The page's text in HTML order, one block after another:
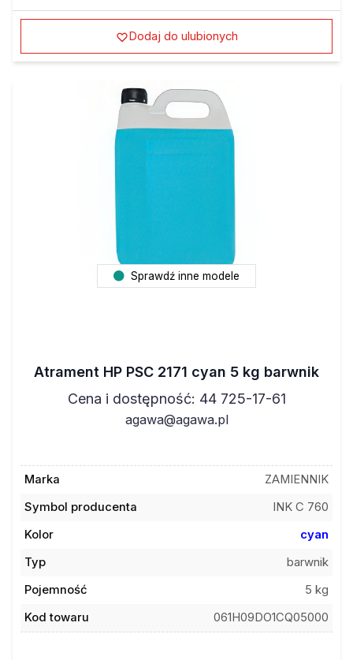
Dodaj do ulubionych
Sprawdź inne modele
Atrament HP PSC 2171 cyan 5 kg barwnik
Cena i dostępność: 44 725-17-61
agawa@agawa.pl
Marka
ZAMIENNIK
Symbol producenta
INK C 760
Kolor
cyan
Typ
barwnik
Pojemność
5 kg
Kod towaru
061H09DO1CQ05000